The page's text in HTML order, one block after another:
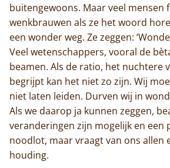
buitengewoons. Maar veel mensen
wenkbrauwen als ze het woord
een wonder weg. Ze zeggen:
Veel wetenschappers, vooral de
beamen. Als de ratio, het nuchtere
begrijpt kan het niet zo zijn. Wij
niet laten leiden. Durven wij in
Als we daarop ja kunnen zeggen,
veranderingen zijn mogelijk en een
noodlot, maar vraagt van ons allen
houding.